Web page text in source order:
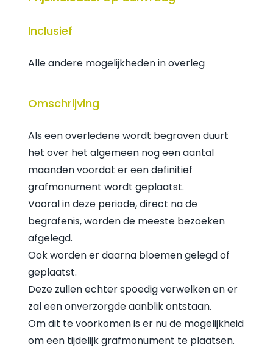
Inclusief
Alle andere mogelijkheden in overleg
Omschrijving
Als een overledene wordt begraven duurt
het over het algemeen nog een aantal
maanden voordat er een definitief
grafmonument wordt geplaatst.
Vooral in deze periode, direct na de
begrafenis, worden de meeste bezoeken
afgelegd.
Ook worden er daarna bloemen gelegd of
geplaatst.
Deze zullen echter spoedig verwelken en er
zal een onverzorgde aanblik ontstaan.
Om dit te voorkomen is er nu de mogelijkheid
om een tijdelijk grafmonument te plaatsen.